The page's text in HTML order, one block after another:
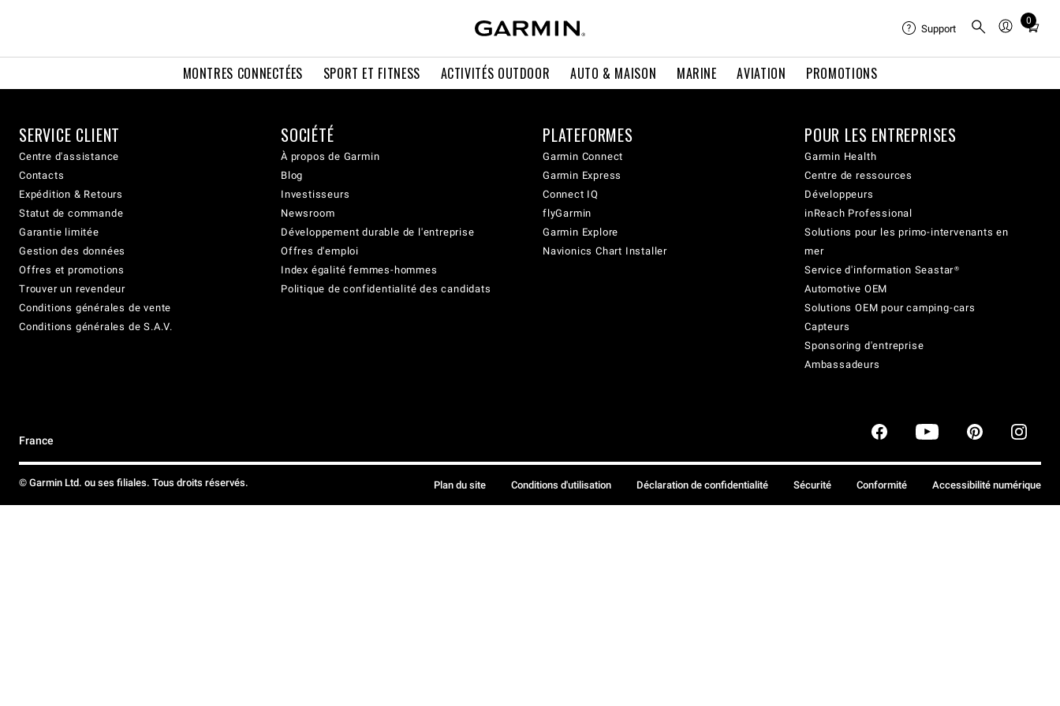
MONTRES CONNECTÉES SPORT ET FITNESS ACTIVITÉS OUTDOOR AUTO & MAISON MARINE AVIATION PROMOTIONS
Support
0
Total
cart:
SERVICE CLIENT
Centre d'assistance
Contacts
Expédition & Retours
Statut de commande
Garantie limitée
Gestion des données
Offres et promotions
Trouver un revendeur
Conditions générales de vente
Conditions générales de S.A.V.
SOCIÉTÉ
À propos de Garmin
Blog
Investisseurs
Newsroom
Développement durable de l'entreprise
Offres d'emploi
Index égalité femmes-hommes
Politique de confidentialité des candidats
PLATEFORMES
Garmin Connect
Garmin Express
Connect IQ
flyGarmin
Garmin Explore
Navionics Chart Installer
POUR LES ENTREPRISES
Garmin Health
Centre de ressources
Développeurs
inReach Professional
Solutions pour les primo-intervenants en
mer
Service d'information Seastar®
Automotive OEM
Solutions OEM pour camping-cars
Capteurs
Sponsoring d'entreprise
Ambassadeurs
France
© Garmin Ltd. ou ses filiales. Tous droits réservés. Plan du site Conditions d'utilisation Déclaration de confidentialité Sécurité Conformité Accessibilité numérique